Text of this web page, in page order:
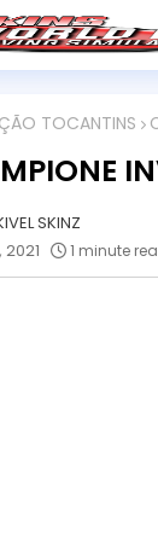
TOCANTINS
SKINZ
1 minute